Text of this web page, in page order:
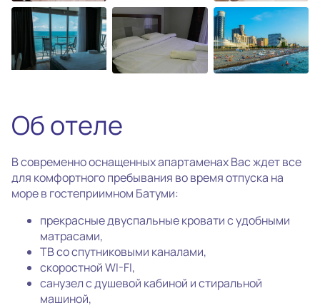
photo_camera
Все фотографии
(11)
Об отеле
В современно оснащенных апартаменах Вас ждет все
для комфортного пребывания во время отпуска на
море в гостеприимном Батуми:
прекрасные двуспальные кровати с удобными
матрасами,
ТВ со спутниковыми каналами,
скоростной WI-FI,
санузел с душевой кабиной и стиральной
машиной,